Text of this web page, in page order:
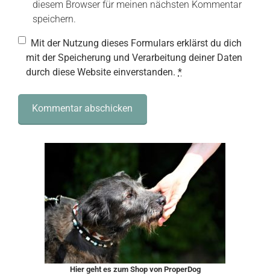
diesem Browser für meinen nächsten Kommentar
speichern.
Mit der Nutzung dieses Formulars erklärst du dich
mit der Speicherung und Verarbeitung deiner Daten
durch diese Website einverstanden. *
Hier geht es zum Shop von ProperDog